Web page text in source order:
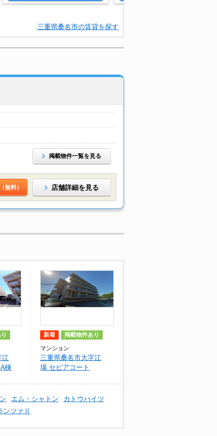
三重県桑名市の賃貸を探す
掲載物件一覧を見る
無料） 店舗詳細を見る
江
棟
新着 掲載物件あり
マンション
三重県桑名市大字江
場 セピアコート
エム・シャトン
カトウハイツ
ンツァⅡ